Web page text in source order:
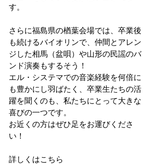
す。
さらに福島県の楢葉会場では、卒業後
も続けるバイオリンで、仲間とアレン
ジした相馬（盆唄）や山形の民謡のバ
ンド演奏もするそう！
エル・システマでの音楽経験を何倍に
も豊かにし羽ばたく、卒業生たちの活
躍を聞くのも、私たちにとって大きな
喜びの一つです。
お近くの方はぜひ足をお運びくださ
い！
詳しくはこちら